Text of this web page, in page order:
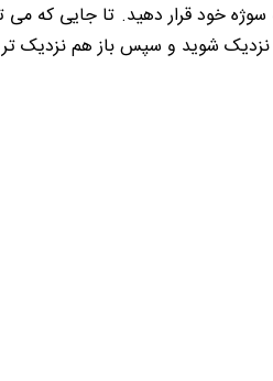
خود قرار دهید. تا جایی که می
نزدیک شوید و سپس باز هم نزدیک